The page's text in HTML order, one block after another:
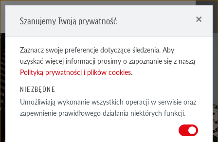
AKTUALNOŚCI
NAJNOWSZE INFORMACJE NA TEMAT PRODUKTÓW, AKTUALNYCH
Szanujemy Twoją prywatność ×
Zaznacz swoje preferencje dotyczące śledzenia. Aby
uzyskać więcej informacji prosimy o zapoznanie się z naszą
Polityką prywatności i plików cookies.
NIEZBĘDNE
Umożliwiają wykonanie wszystkich operacji w serwisie oraz
zapewnienie prawidłowego działania niektórych funkcji.